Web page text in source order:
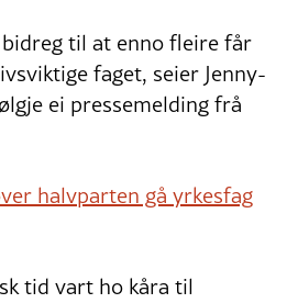
til at enno fleire får
faget, seier Jenny-
ei pressemelding frå
halvparten gå yrkesfag
tid vart ho kåra til